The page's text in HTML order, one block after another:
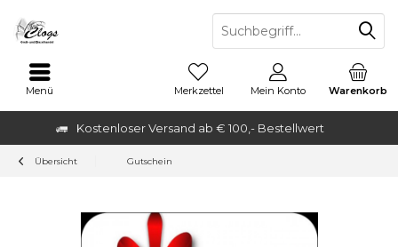
Kostenloser Versand ab € 100,- Bestellwert
Menü Warenkorb
Merkzettel Mein Konto
Übersicht Gutschein